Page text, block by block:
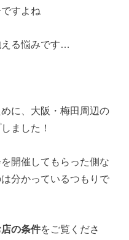
すよね
る悩みです…
に、大阪・梅田周辺の
ました！
開催してもらった側な
分かっているつもりで
の条件をご覧くださ